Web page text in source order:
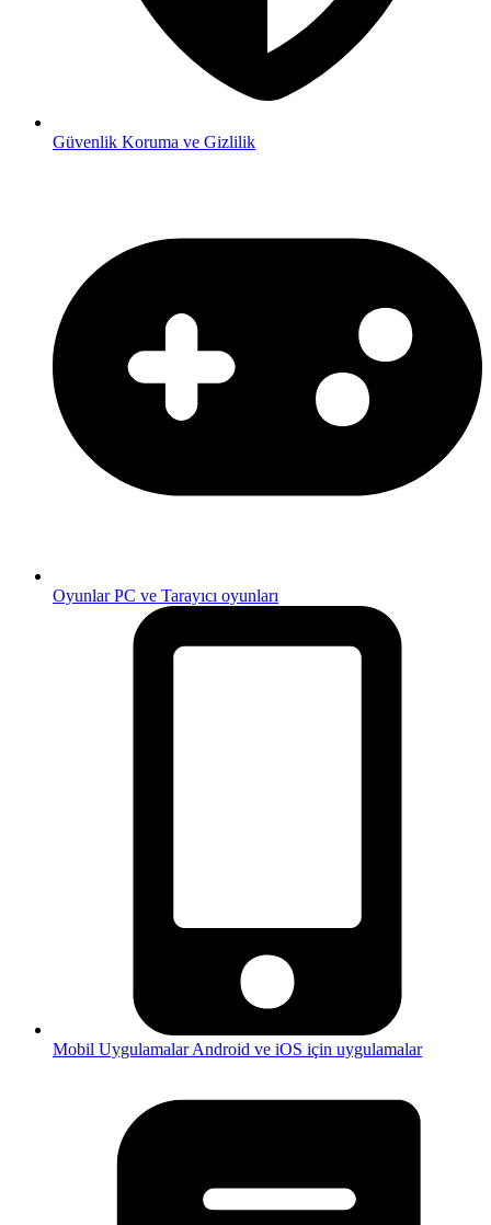
Güvenlik Koruma ve Gizlilik
OyunlarPC ve Tarayıcı oyunları
Mobil UygulamalarAndroid ve iOS için uygulamalar